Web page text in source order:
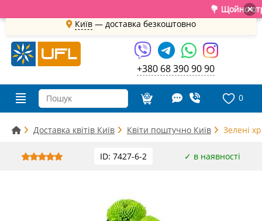
💐 Щойно ×
Київ — доставка безкоштовно
+380 68 390 90 90
0
Доставка квітів Київ Квіти поштучно Київ Зелені
ID: 7427-6-2 ✓ в наявності